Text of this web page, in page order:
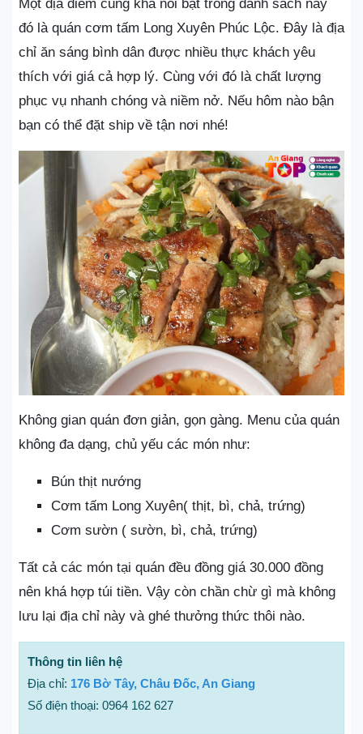
Một địa điểm cũng khá nổi bật trong danh sách này
đó là quán cơm tấm Long Xuyên Phúc Lộc. Đây là địa
chỉ ăn sáng bình dân được nhiều thực khách yêu
thích với giá cả hợp lý. Cùng với đó là chất lượng
phục vụ nhanh chóng và niềm nở. Nếu hôm nào bận
bạn có thể đặt ship về tận nơi nhé!
Không gian quán đơn giản, gọn gàng. Menu của quán
không đa dạng, chủ yếu các món như:
Bún thịt nướng
Cơm tấm Long Xuyên( thịt, bì, chả, trứng)
Cơm sườn ( sườn, bì, chả, trứng)
Tất cả các món tại quán đều đồng giá 30.000 đồng
nên khá hợp túi tiền. Vậy còn chần chừ gì mà không
lưu lại địa chỉ này và ghé thưởng thức thôi nào.
Thông tin liên hệ
Địa chỉ: 176 Bờ Tây, Châu Đốc, An Giang
Số điện thoại: 0964 162 627